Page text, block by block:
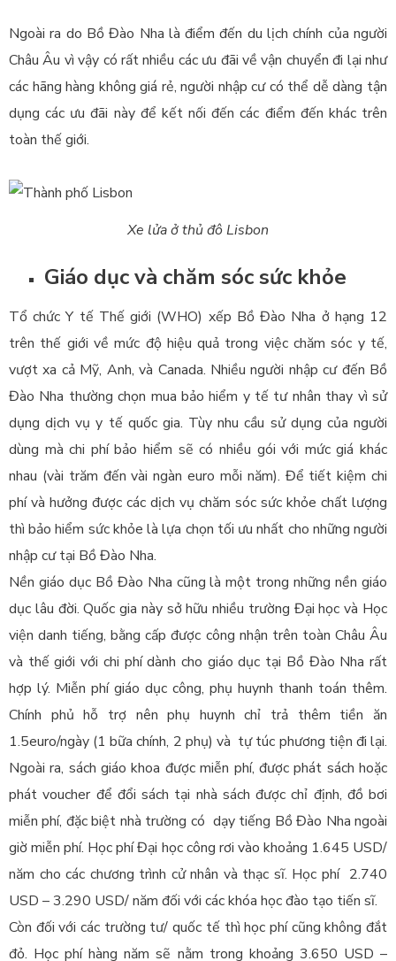
Ngoài ra do Bồ Đào Nha là điểm đến du lịch chính của người
Châu Âu vì vậy có rất nhiều các ưu đãi về vận chuyển đi lại như
các hãng hàng không giá rẻ, người nhập cư có thể dễ dàng tận
dụng các ưu đãi này để kết nối đến các điểm đến khác trên
toàn thế giới.
Xe lửa ở thủ đô Lisbon
Giáo dục và chăm sóc sức khỏe
Tổ chức Y tế Thế giới (WHO) xếp Bồ Đào Nha ở hạng 12
trên thế giới về mức độ hiệu quả trong việc chăm sóc y tế,
vượt xa cả Mỹ, Anh, và Canada. Nhiều người nhập cư đến Bồ
Đào Nha thường chọn mua bảo hiểm y tế tư nhân thay vì sử
dụng dịch vụ y tế quốc gia. Tùy nhu cầu sử dụng của người
dùng mà chi phí bảo hiểm sẽ có nhiều gói với mức giá khác
nhau (vài trăm đến vài ngàn euro mỗi năm). Để tiết kiệm chi
phí và hưởng được các dịch vụ chăm sóc sức khỏe chất lượng
thì bảo hiểm sức khỏe là lựa chọn tối ưu nhất cho những người
nhập cư tại Bồ Đào Nha.
Nền giáo dục Bồ Đào Nha cũng là một trong những nền giáo
dục lâu đời. Quốc gia này sở hữu nhiều trường Đại học và Học
viện danh tiếng, bằng cấp được công nhận trên toàn Châu Âu
và thế giới với chi phí dành cho giáo dục tại Bồ Đào Nha rất
hợp lý. Miễn phí giáo dục công, phụ huynh thanh toán thêm.
Chính phủ hỗ trợ nên phụ huynh chỉ trả thêm tiền ăn
1.5euro/ngày (1 bữa chính, 2 phụ) và tự túc phương tiện đi lại.
Ngoài ra, sách giáo khoa được miễn phí, được phát sách hoặc
phát voucher để đổi sách tại nhà sách được chỉ định, đồ bơi
miễn phí, đặc biệt nhà trường có dạy tiếng Bồ Đào Nha ngoài
giờ miễn phí. Học phí Đại học công rơi vào khoảng 1.645 USD/
năm cho các chương trình cử nhân và thạc sĩ. Học phí 2.740
USD – 3.290 USD/ năm đối với các khóa học đào tạo tiến sĩ.
Còn đối với các trường tư/ quốc tế thì học phí cũng không đắt
đỏ. Học phí hàng năm sẽ nằm trong khoảng 3.650 USD –